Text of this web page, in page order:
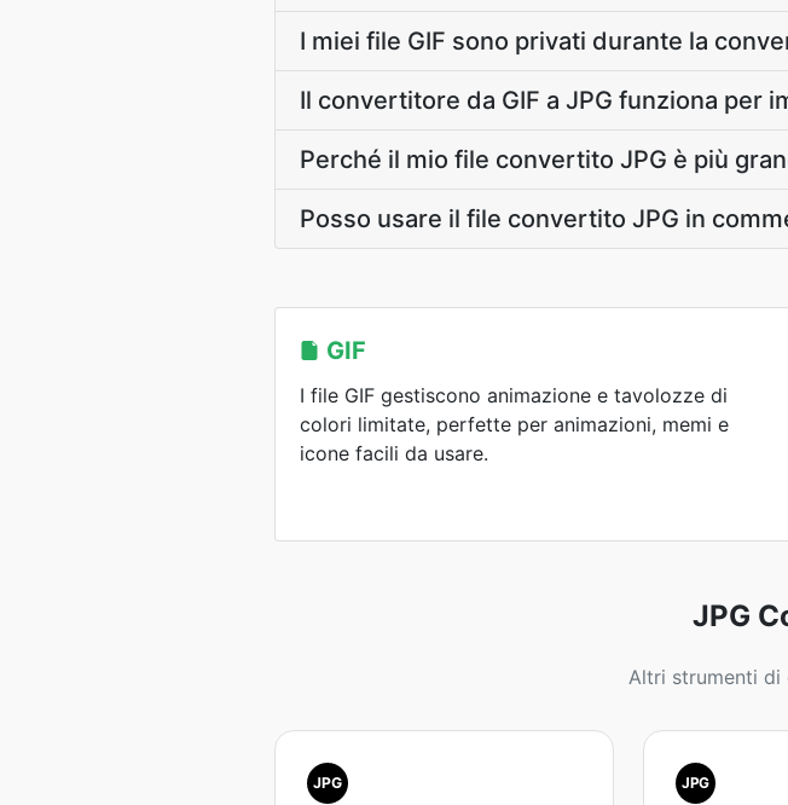
I miei file GIF sono privati durante la
Il convertitore da GIF a JPG funziona per
Perché il mio file convertito JPG è più
Posso usare il file convertito JPG in
GIF
I file GIF gestiscono animazione e tavolozze di
colori limitate, perfette per animazioni, memi e
icone facili da usare.
JPG
Altri strumenti di
JPG JPG